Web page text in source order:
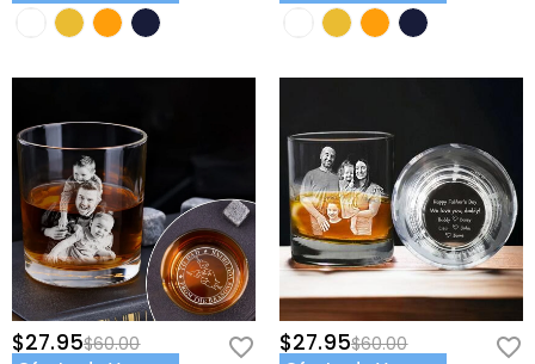
$27.95$60.00
$27.95$60.00